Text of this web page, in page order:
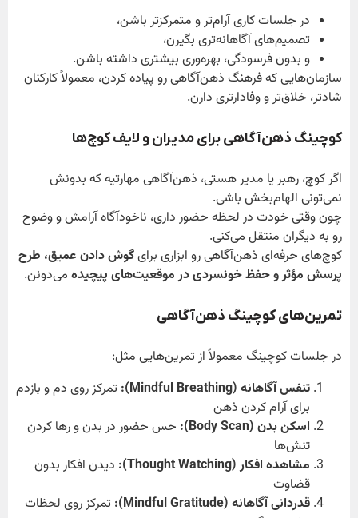
در جلسات کاری آرام‌تر و متمرکزتر باشن،
تصمیم‌های آگاهانه‌تری بگیرن،
و بدون فرسودگی، بهره‌وری بیشتری داشته باشن.
سازمان‌هایی که فرهنگ ذهن‌آگاهی رو پیاده کردن، معمولاً کارکنان
شادتر، خلاق‌تر و وفادارتری دارن.
کوچینگ ذهن‌آگاهی برای مدیران و لایف کوچ‌ها
اگر کوچ، رهبر یا مدیر هستی، ذهن‌آگاهی مهارتیه که بدونش
نمی‌تونی الهام‌بخش باشی.
چون وقتی خودت در لحظه حضور داری، ناخودآگاه آرامش و وضوح
رو به دیگران منتقل می‌کنی.
کوچ‌های حرفه‌ای ذهن‌آگاهی رو ابزاری برایگوش دادن عمیق، طرح
پرسش مؤثر و حفظ خونسردی در موقعیت‌های پیچیده می‌دونن.
تمرین‌های کوچینگ ذهن‌آگاهی
در جلسات کوچینگ معمولاً از تمرین‌هایی مثل:
تنفس آگاهانه (Mindful Breathing):
تمرکز روی دم و بازدم
برای آرام کردن ذهن
اسکن بدن (Body Scan):
حس حضور در بدن و رها کردن
تنش‌ها
مشاهده افکار(Thought Watching):
دیدن افکار بدون
قضاوت
قدردانی آگاهانه (Mindful Gratitude):
تمرکز روی لحظات